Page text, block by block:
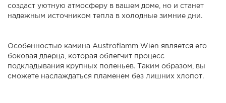
создаст уютную атмосферу в вашем доме, но и станет
надежным источником тепла в холодные зимние дни.
Особенностью камина Austroflamm Wien является его
боковая дверца, которая облегчит процесс
подкладывания крупных поленьев. Таким образом, вы
сможете наслаждаться пламенем без лишних хлопот.